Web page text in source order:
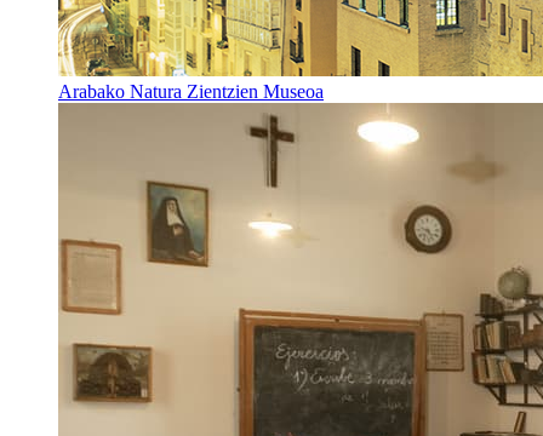
Arabako Natura Zientzien Museoa